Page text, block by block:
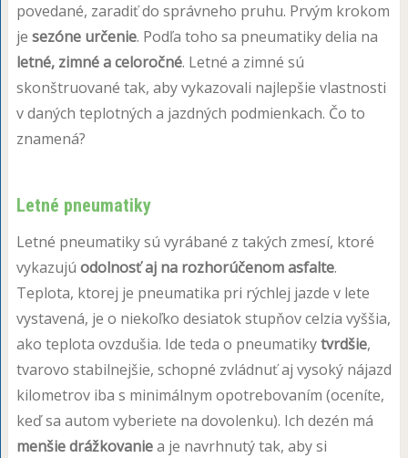
povedané, zaradiť do správneho pruhu. Prvým krokom
je sezóne určenie. Podľa toho sa pneumatiky delia na
letné, zimné a celoročné. Letné a zimné sú
skonštruované tak, aby vykazovali najlepšie vlastnosti
v daných teplotných a jazdných podmienkach. Čo to
znamená?
Letné pneumatiky
Letné pneumatiky sú vyrábané z takých zmesí, ktoré
vykazujú odolnosť aj na rozhorúčenom asfalte.
Teplota, ktorej je pneumatika pri rýchlej jazde v lete
vystavená, je o niekoľko desiatok stupňov celzia vyššia,
ako teplota ovzdušia. Ide teda o pneumatikytvrdšie,
tvarovo stabilnejšie, schopné zvládnuť aj vysoký nájazd
kilometrov iba s minimálnym opotrebovaním (oceníte,
keď sa autom vyberiete na dovolenku). Ich dezén má
menšie drážkovaniea je navrhnutý tak, aby si